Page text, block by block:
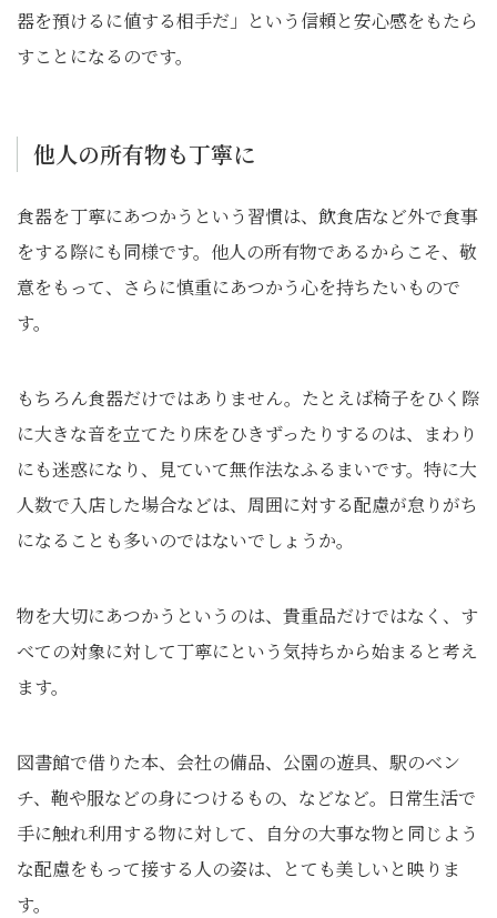
器を預けるに値する相手だ」という信頼と安心感をもたら
すことになるのです。
他人の所有物も丁寧に
食器を丁寧にあつかうという習慣は、飲食店など外で食事
をする際にも同様です。他人の所有物であるからこそ、敬
意をもって、さらに慎重にあつかう心を持ちたいもので
す。
もちろん食器だけではありません。たとえば椅子をひく際
に大きな音を立てたり床をひきずったりするのは、まわり
にも迷惑になり、見ていて無作法なふるまいです。特に大
人数で入店した場合などは、周囲に対する配慮が怠りがち
になることも多いのではないでしょうか。
物を大切にあつかうというのは、貴重品だけではなく、す
べての対象に対して丁寧にという気持ちから始まると考え
ます。
図書館で借りた本、会社の備品、公園の遊具、駅のベン
チ、鞄や服などの身につけるもの、などなど。日常生活で
手に触れ利用する物に対して、自分の大事な物と同じよう
な配慮をもって接する人の姿は、とても美しいと映りま
す。